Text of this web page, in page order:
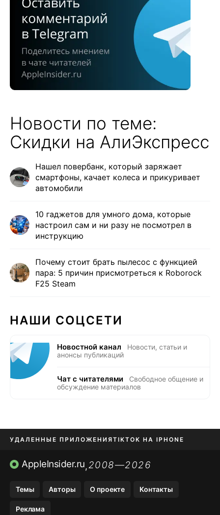
Новости по теме:
Скидки на АлиЭкспресс
Нашел повербанк, который заряжает
смартфоны, качает колеса и прикуривает
автомобили
10 гаджетов для умного дома, которые
настроил сам и ни разу не посмотрел в
инструкцию
Почему стоит брать пылесос с функцией
пара: 5 причин присмотреться к Roborock
F25 Steam
НАШИ СОЦСЕТИ
Новостной канал
Новости, статьи и
анонсы публикаций
Чат с читателями
Свободное общение и
обсуждение материалов
УДАЛЕННЫЕ ПРИЛОЖЕНИЯTIKTOK НА IPHONE
ПРИЛОЖЕНИЯ БЕЗ APP STORE
AppleInsider.ru,2008—2026
Темы Авторы О проекте Контакты
Реклама